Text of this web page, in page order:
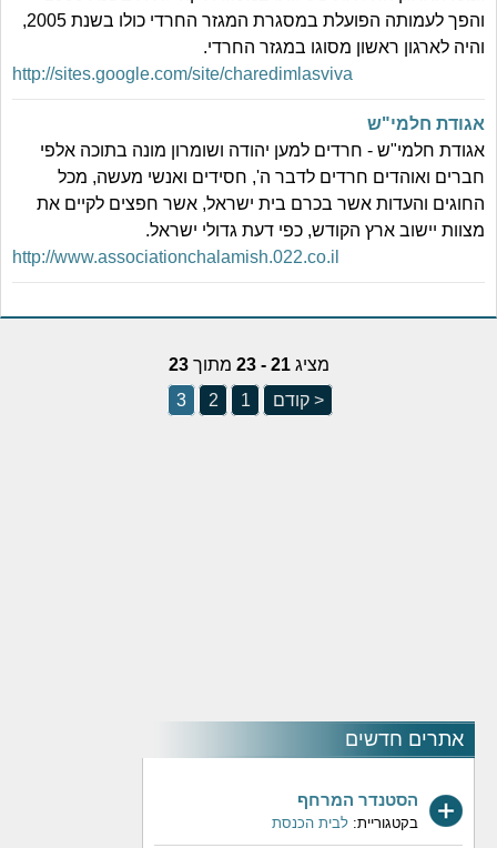
אתרים חדשים
הסטנדר המרחף
בקטגוריית: לבית הכנסת
והפך לעמותה הפועלת במסגרת המגזר החרדי כולו בשנת 2005,
והיה לארגון ראשון מסוגו במגזר החרדי.
http://sites.google.com/site/charedimlasviva
אגודת חלמי"ש
אגודת חלמי"ש - חרדים למען יהודה ושומרון מונה בתוכה אלפי
חברים ואוהדים חרדים לדבר ה', חסידים ואנשי מעשה, מכל
החוגים והעדות אשר בכרם בית ישראל, אשר חפצים לקיים את
מצוות יישוב ארץ הקודש, כפי דעת גדולי ישראל.
http://www.associationchalamish.022.co.il
מציג21 - 23 מתוך23
< קודם
1
2
3